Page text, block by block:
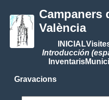
Campaners
València
INICIAL
Introducción
Inventaris
Gravacions